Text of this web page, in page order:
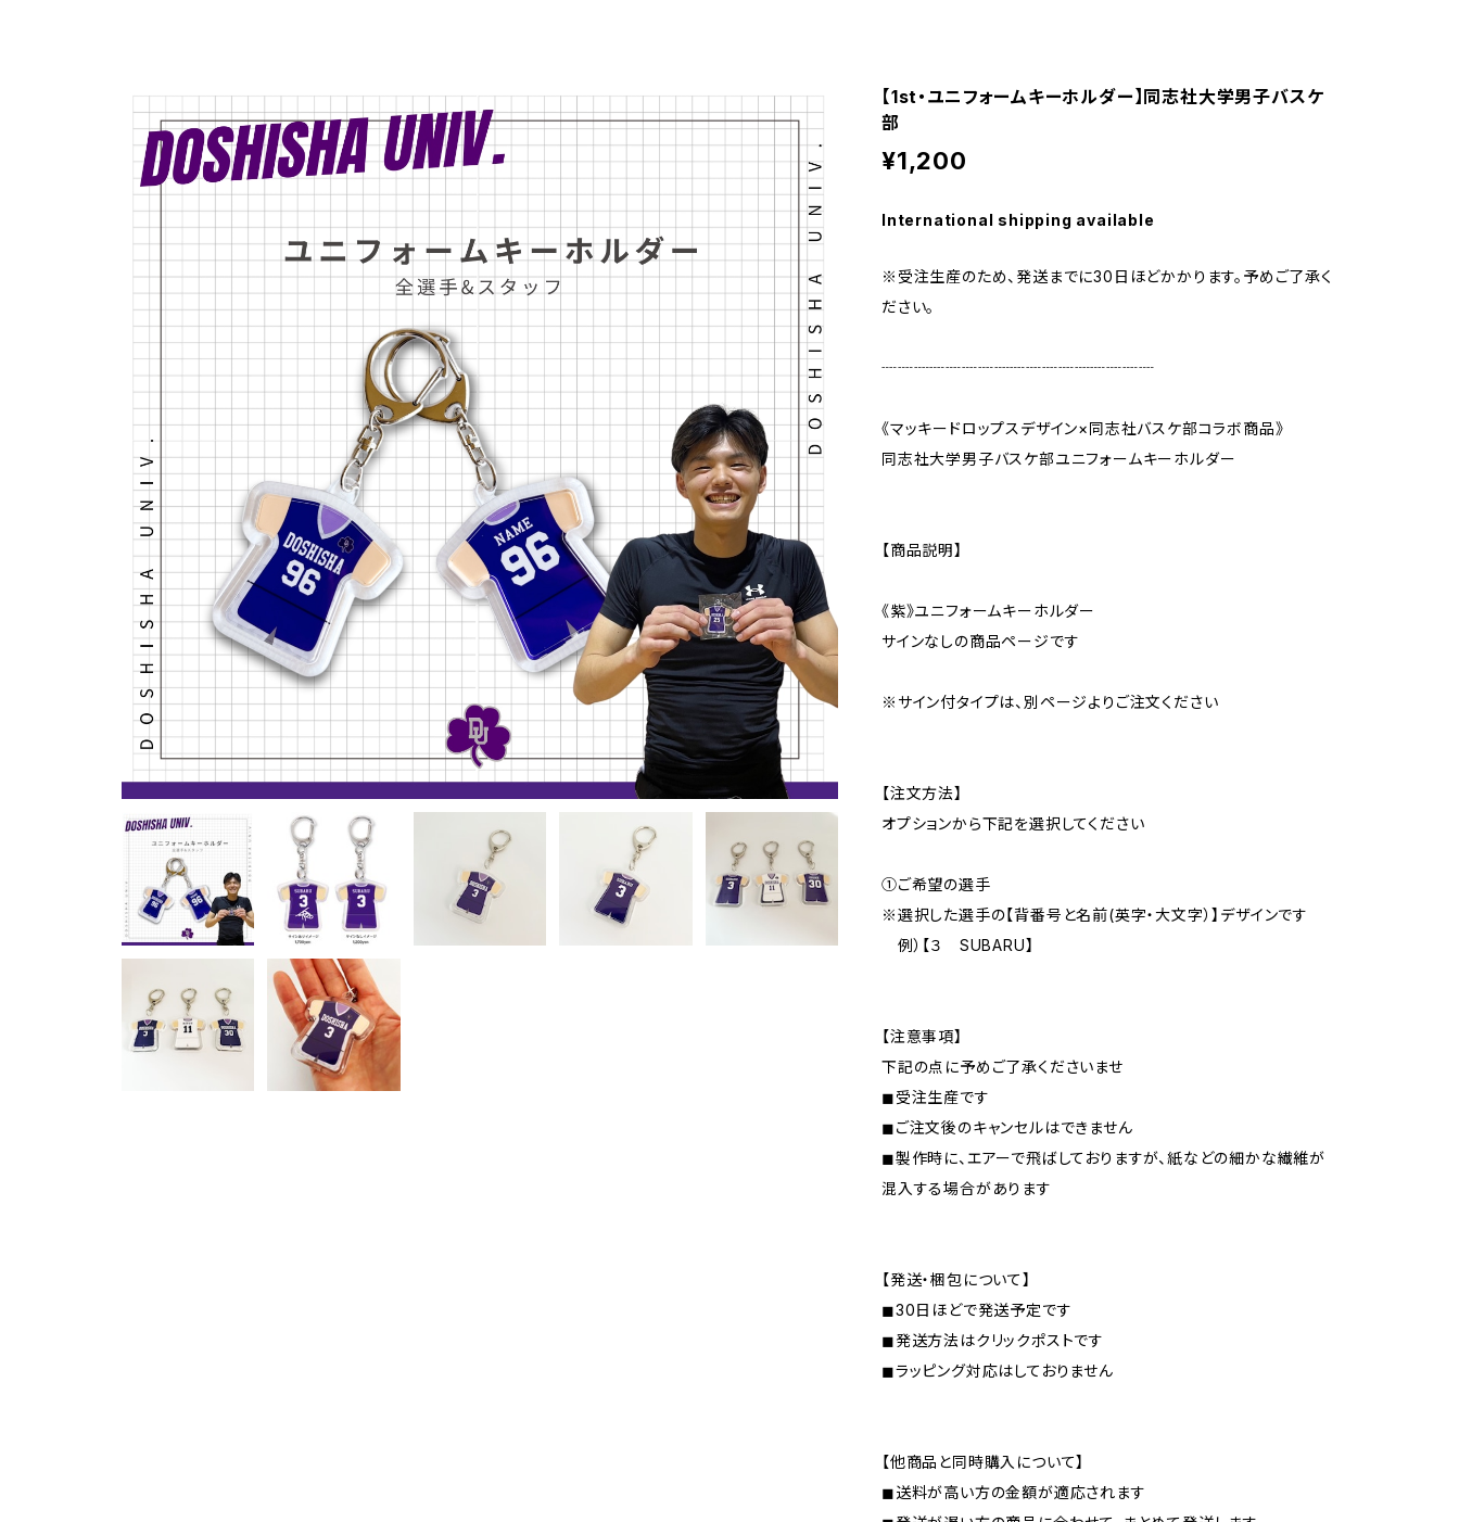
【1st・ユニフォームキーホルダー】同志社大学男子バスケ
部
¥1,200
International shipping available
※受注生産のため、発送までに30日ほどかかります。予めご了承く
ださい。
┈┈┈┈┈┈┈┈┈┈┈┈┈┈┈┈┈
《マッキードロップスデザイン×同志社バスケ部コラボ商品》
同志社大学男子バスケ部ユニフォームキーホルダー
【商品説明】
《紫》ユニフォームキーホルダー
サインなしの商品ページです
※サイン付タイプは、別ページよりご注文ください
【注文方法】
オプションから下記を選択してください
①ご希望の選手
※選択した選手の【背番号と名前(英字・大文字）】デザインです
例）【３ SUBARU】
【注意事項】
下記の点に予めご了承くださいませ
◼︎受注生産です
◼︎ご注文後のキャンセルはできません
◼︎製作時に、エアーで飛ばしておりますが、紙などの細かな繊維が
混入する場合があります
【発送・梱包について】
◼︎30日ほどで発送予定です
◼︎発送方法はクリックポストです
◼︎ラッピング対応はしておりません
【他商品と同時購入について】
◼︎送料が高い方の金額が適応されます